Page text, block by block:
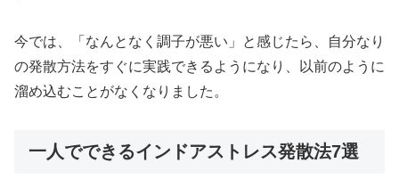
今では、「なんとなく調子が悪い」と感じたら、自分なり
の発散方法をすぐに実践できるようになり、以前のように
溜め込むことがなくなりました。
一人でできるインドアストレス発散法7選